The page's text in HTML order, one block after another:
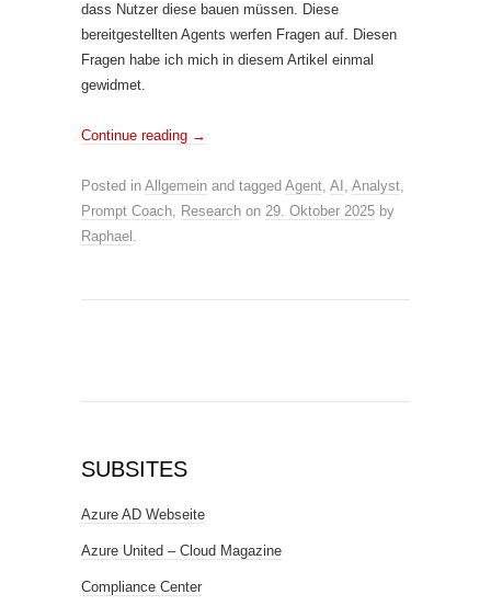
dass Nutzer diese bauen müssen. Diese
bereitgestellten Agents werfen Fragen auf. Diesen
Fragen habe ich mich in diesem Artikel einmal
gewidmet.
Continue reading →
Posted in Allgemein and tagged Agent, AI , Analyst,
Prompt Coach, Research on 29. Oktober 2025 by
Raphael .
SUBSITES
Azure AD Webseite
Azure United – Cloud Magazine
Compliance Center